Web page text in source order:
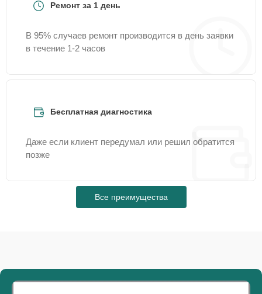
Ремонт за 1 день
В 95% случаев ремонт производится в день заявки
в течение 1-2 часов
Бесплатная диагностика
Даже если клиент передумал или решил обратится
позже
Все преимущества